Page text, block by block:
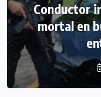
Conductor
mortal en